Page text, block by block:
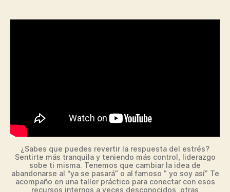
¿Sabes que puedes revertir la respuesta del estrés?
Sentirte más tranquila y teniendo más control, liderazgo
sobe ti misma. Tenemos que cambiar la idea de
abandonarse al “ya se pasará” o al famoso ” yo soy así” Te
acompaño en una taller práctico para conectar con esos
recursos internos a veces desconocidos, otras